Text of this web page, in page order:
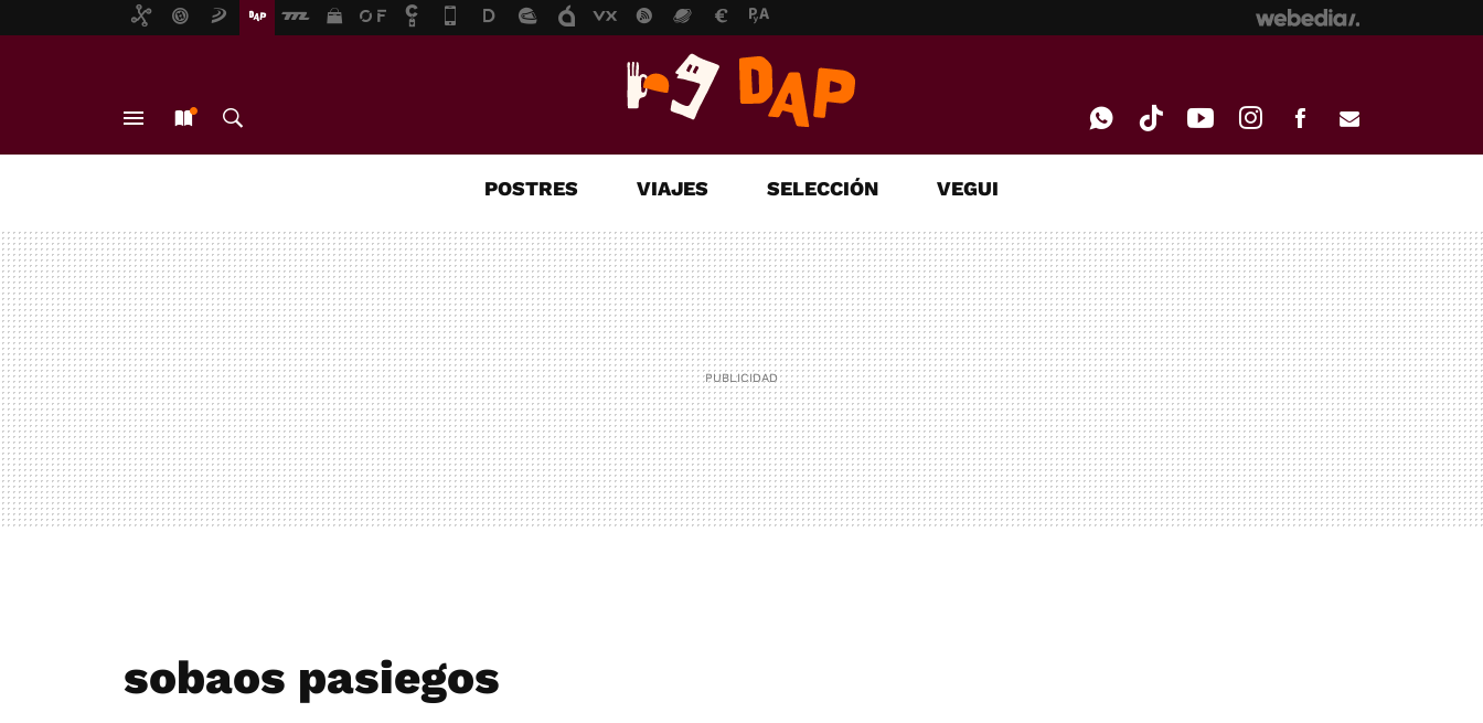
MAIL
POSTRES VIAJES SELECCIÓN VEGUI
sobaos pasiegos